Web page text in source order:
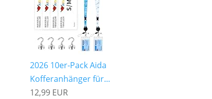
2026 10er-Pack Aida
Kofferanhänger für...
12,99 EUR